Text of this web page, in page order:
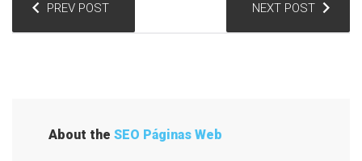
a
PREV POST NEXT POST
About the SEO Páginas Web